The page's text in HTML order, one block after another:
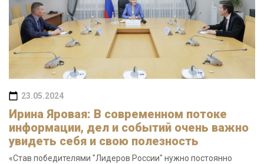
23.05.2024
Ирина Яровая: В современном потоке
информации, дел и событий очень важно
увидеть себя и свою полезность
«Став победителями "Лидеров России" нужно постоянно